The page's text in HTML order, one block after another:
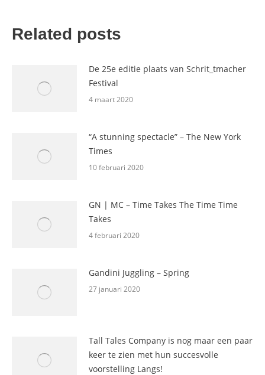
Related posts
De 25e editie plaats van Schrit_tmacher
Festival
4 maart 2020
“A stunning spectacle” – The New York
Times
10 februari 2020
GN | MC – Time Takes The Time Time
Takes
4 februari 2020
Gandini Juggling – Spring
27 januari 2020
Tall Tales Company is nog maar een paar
keer te zien met hun succesvolle
voorstelling Langs!